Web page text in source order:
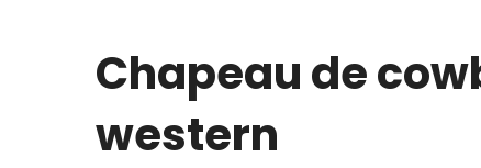
Chapeau de
western